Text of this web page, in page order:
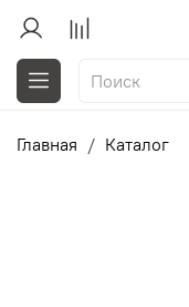
Главная Каталог